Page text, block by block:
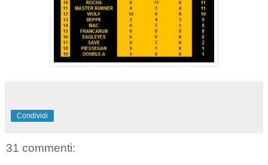
Condividi
31 commenti: